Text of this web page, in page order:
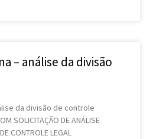
– análise da divisão
da divisão de controle
SOLICITAÇÃO DE ANÁLISE
CONTROLE LEGAL